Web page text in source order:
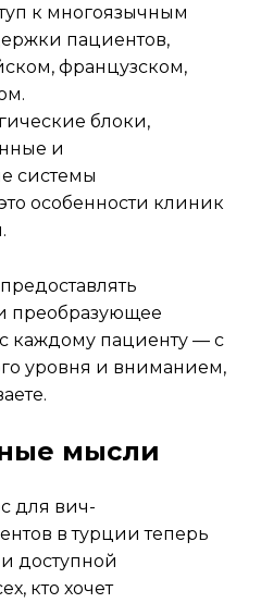
к многоязычным
пациентов,
французском,
блоки,
и
системы
особенности клиник
преобразующее
каждому пациенту — с
уровня и вниманием,
мысли
в турции теперь
доступной
кто хочет